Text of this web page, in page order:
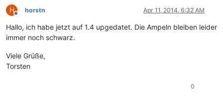
H
Offline
horstn Apr 11, 2014, 6:32 AM
Hallo, ich habe jetzt auf 1.4 upgedatet. Die Ampeln bleiben leider
immer noch schwarz.
Viele Grüße,
Torsten
0